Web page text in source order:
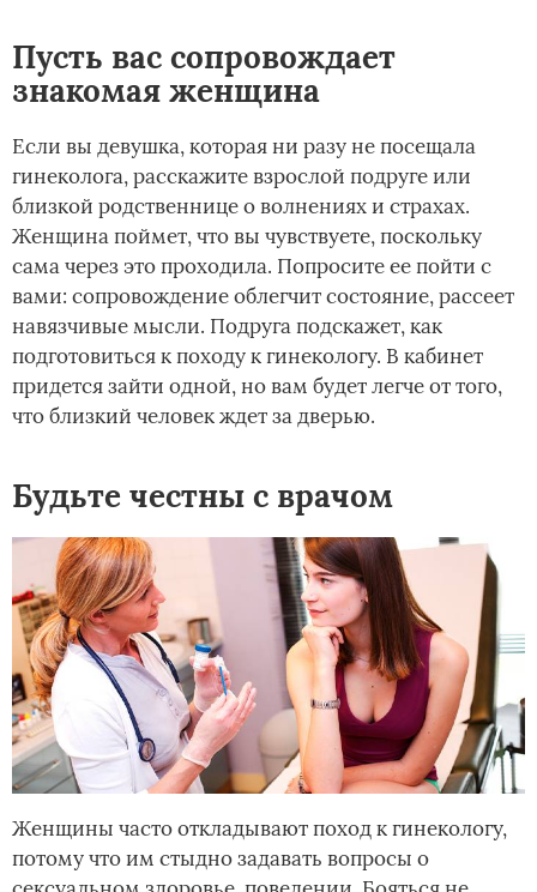
Пусть вас сопровождает
знакомая женщина
Если вы девушка, которая ни разу не посещала
гинеколога, расскажите взрослой подруге или
близкой родственнице о волнениях и страхах.
Женщина поймет, что вы чувствуете, поскольку
сама через это проходила. Попросите ее пойти с
вами: сопровождение облегчит состояние, рассеет
навязчивые мысли. Подруга подскажет, как
подготовиться к походу к гинекологу. В кабинет
придется зайти одной, но вам будет легче от того,
что близкий человек ждет за дверью.
Будьте честны с врачом
Женщины часто откладывают поход к гинекологу,
потому что им стыдно задавать вопросы о